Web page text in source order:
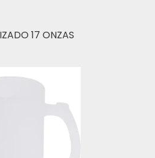
17 ONZAS